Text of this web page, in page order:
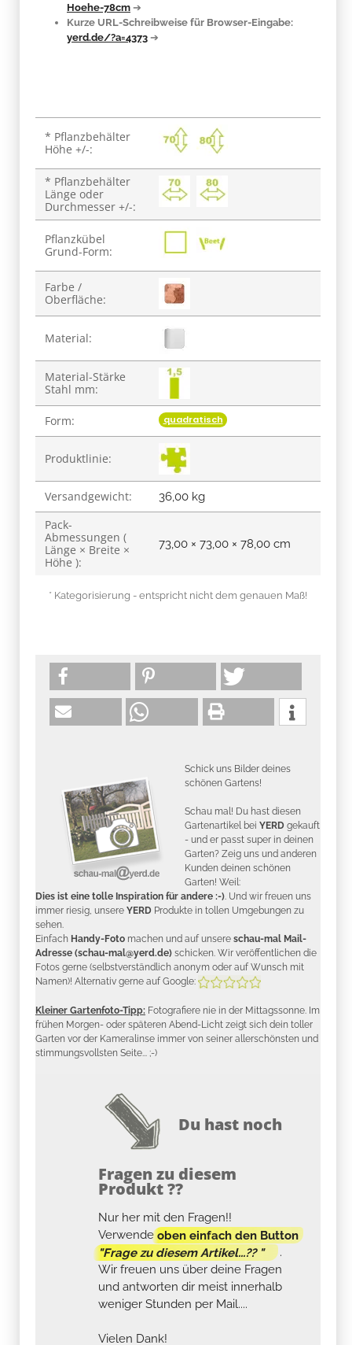
Hoehe-78cm ➔
Kurze URL-Schreibweise für Browser-Eingabe:
yerd.de/?a=4373 ➔
Produkteigenschaft
Wert
* Pflanzbehälter
Höhe +/-:
* Pflanzbehälter
Länge oder
Durchmesser +/-:
Pflanzkübel
Grund-Form:
Farbe /
Oberfläche:
Material:
Material-Stärke
Stahl mm:
Form: quadratisch
Produktlinie:
Versandgewicht: 36,00 kg
Pack-
Abmessungen (
Länge × Breite ×
Höhe ):
73,00 × 73,00 × 78,00 cm
* Kategorisierung - entspricht nicht dem genauen Maß!
Schick uns Bilder deines
schönen Gartens!
Schau mal! Du hast diesen
Gartenartikel bei YERD gekauft
- und er passt super in deinen
Garten? Zeig uns und anderen
Kunden deinen schönen
Garten! Weil:
Dies ist eine tolle Inspiration für andere :-). Und wir freuen uns
immer riesig, unsere YERD Produkte in tollen Umgebungen zu
sehen.
Einfach Handy-Foto machen und auf unsere schau-mal Mail-
Adresse (schau-mal@yerd.de) schicken. Wir veröffentlichen die
Fotos gerne (selbstverständlich anonym oder auf Wunsch mit
Namen)! Alternativ gerne auf Google:
Kleiner Gartenfoto-Tipp: Fotografiere nie in der Mittagssonne. Im
frühen Morgen- oder späteren Abend-Licht zeigt sich dein toller
Garten vor der Kameralinse immer von seiner allerschönsten und
stimmungsvollsten Seite... ;-)
Du hast noch
Fragen zu diesem
Produkt ??
Nur her mit den Fragen!!
Verwendeoben einfach den Button
"Frage zu diesem Artikel...?? "
.
Wir freuen uns über deine Fragen
und antworten dir meist innerhalb
weniger Stunden per Mail....
Vielen Dank!